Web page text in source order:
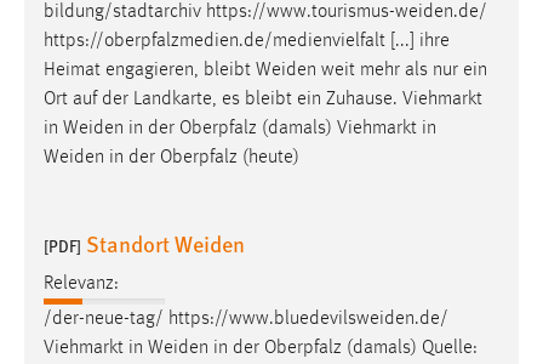
bildung/stadtarchiv https://www.tourismus-weiden.de/
https://oberpfalzmedien.de/medienvielfalt [...] ihre
Heimat engagieren, bleibt Weiden weit mehr als nur ein
Ort auf der Landkarte, es bleibt ein Zuhause. Viehmarkt
in Weiden in der Oberpfalz (damals) Viehmarkt in
Weiden in der Oberpfalz (heute)
[PDF] Standort Weiden
Relevanz:
/der-neue-tag/ https://www.bluedevilsweiden.de/
Viehmarkt in Weiden in der Oberpfalz (damals) Quelle:
Google Ads
Name:
_gcl_au
Anbieter:
Google Ireland Limited
Conversion-Tracking
Cookie Laufzeit: